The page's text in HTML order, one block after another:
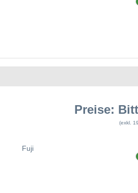
Fuji
Preise:
(exkl.